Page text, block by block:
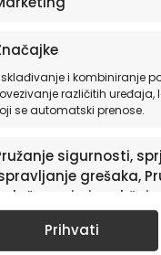
i kombiniranje
različitih
se automatski prenose.
sigurnosti,
grešaka,
oglašavanja i
pogledu privatnosti.
Prihvati